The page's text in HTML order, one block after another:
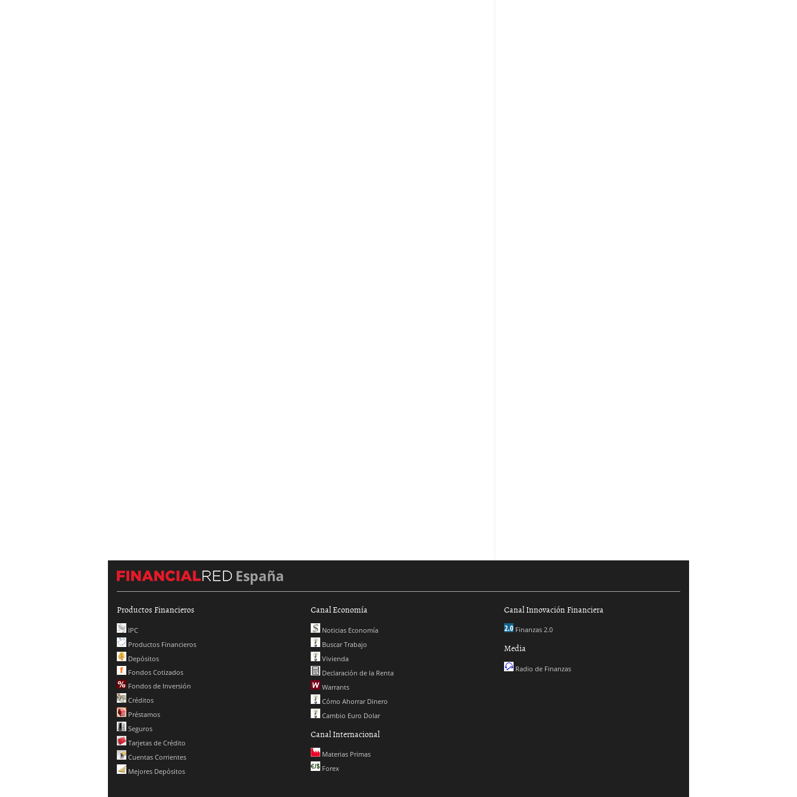
España
Productos Financieros
IPC
Productos Financieros
Depósitos
Fondos Cotizados
Fondos de Inversión
Créditos
Préstamos
Seguros
Tarjetas de Crédito
Cuentas Corrientes
Mejores Depósitos
Canal Economía
Noticias Economía
Buscar Trabajo
Vivienda
Declaración de la Renta
Warrants
Cómo Ahorrar Dinero
Cambio Euro Dolar
Canal Internacional
Materias Primas
Forex
Canal Innovación Financiera
Finanzas 2.0
Media
Radio de Finanzas